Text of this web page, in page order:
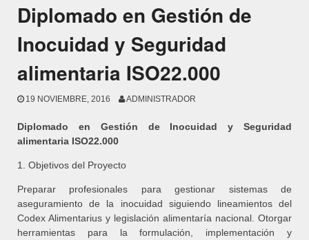
Diplomado en Gestión de
Inocuidad y Seguridad
alimentaria ISO22.000
19 NOVIEMBRE, 2016 ADMINISTRADOR
Diplomado en Gestión de Inocuidad y Seguridad
alimentaria ISO22.000
1. Objetivos del Proyecto
Preparar profesionales para gestionar sistemas de
aseguramiento de la inocuidad siguiendo lineamientos del
Codex Alimentarius y legislación alimentaría nacional. Otorgar
herramientas para la formulación, implementación y